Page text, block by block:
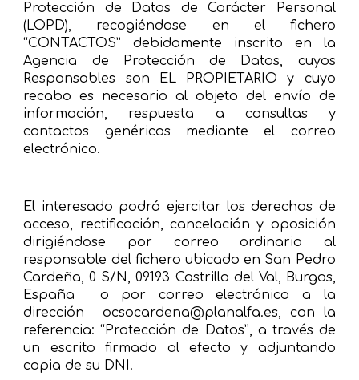
Protección de Datos de Carácter Personal
(LOPD), recogiéndose en el fichero
“CONTACTOS” debidamente inscrito en la
Agencia de Protección de Datos, cuyos
Responsables son EL PROPIETARIO y cuyo
recabo es necesario al objeto del envío de
información, respuesta a consultas y
contactos genéricos mediante el correo
electrónico.
El interesado podrá ejercitar los derechos de
acceso, rectificación, cancelación y oposición
dirigiéndose por correo ordinario al
responsable del fichero ubicado en San Pedro
Cardeña, 0 S/N, 09193 Castrillo del Val, Burgos,
España o por correo electrónico a la
dirección ocsocardena@planalfa.es, con la
referencia: “Protección de Datos”, a través de
un escrito firmado al efecto y adjuntando
copia de su DNI.